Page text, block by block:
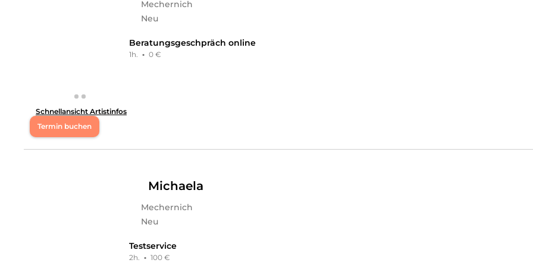
09:00 - 17:00
Hallo, mein Name ist Sadin und ich freue mich, Dich verschönern zu dürfen. In meinem Homestudio in Mechernich
Makeup an.
Mechernich
Neu
Beratungsgeschpräch online
1h. · 0 €
Schnellansicht Artistinfos
Termin buchen
Mo 09:00 - 13:30, 15:00 - 18:00
15:00 - 18:00
Michaela
Mechernich
Neu
Testservice
2h. · 100 €